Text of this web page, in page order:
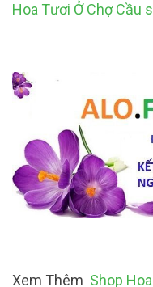
Hoa Tươi Ở Chợ Cầu
Xem Thêm Shop